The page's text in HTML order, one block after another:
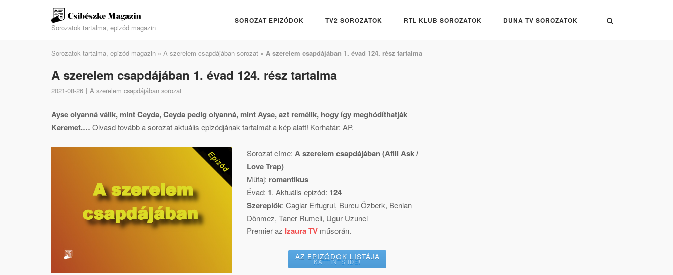
Sorozatok tartalma, epizód magazin
SOROZAT EPIZÓDOK TV2 SOROZATOK RTL KLUB SOROZATOK DUNA TV SOROZATOK
Sorozatok tartalma, epizód magazin » A szerelem csapdájában sorozat » A szerelem csapdájában 1. évad 124. rész tartalma
A szerelem csapdájában 1. évad 124. rész tartalma
2021-08-26 A szerelem csapdájában sorozat
Ayse olyanná válik, mint Ceyda, Ceyda pedig olyanná, mint Ayse, azt remélik, hogy így meghódíthatják
Keremet.… Olvasd tovább a sorozat aktuális epizódjának tartalmát a kép alatt! Korhatár: AP.
Sorozat címe: A szerelem csapdájában (Afili Ask /
Love Trap)
Műfaj: romantikus
Évad: 1. Aktuális epizód: 124
Szereplők:Caglar Ertugrul, Burcu Özberk, Benian
Dönmez,Taner Rumeli, Ugur Uzunel
Premier az Izaura TV műsorán.
AZ EPIZÓDOK LISTÁJA
KATTINTS IDE!